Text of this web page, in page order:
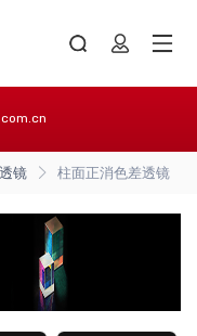
镜 柱面正消色差透镜